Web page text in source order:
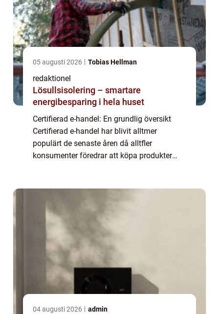
05 augusti 2026 Tobias Hellman
redaktionel
Lösullsisolering – smartare
energibesparing i hela huset
Certifierad e-handel: En grundlig översikt
Certifierad e-handel har blivit alltmer
populärt de senaste åren då alltfler
konsumenter föredrar att köpa produkter
04 augusti 2026 admin